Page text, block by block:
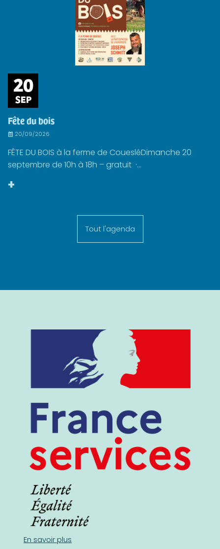
20
SEP
Fête du bois
20/09/2026
FÊTE DU BOIS à la ferme de CouesléDimanche 20
septembre de 10h à 18h – gratuit ·...
+
Tout l'agenda
En savoir plus